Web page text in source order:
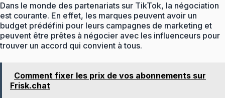
Dans le monde des partenariats sur TikTok, la négociation
est courante. En effet, les marques peuvent avoir un
budget prédéfini pour leurs campagnes de marketing et
peuvent être prêtes à négocier avec les influenceurs pour
trouver un accord qui convient à tous.
Comment fixer les prix de vos abonnements sur
Frisk.chat